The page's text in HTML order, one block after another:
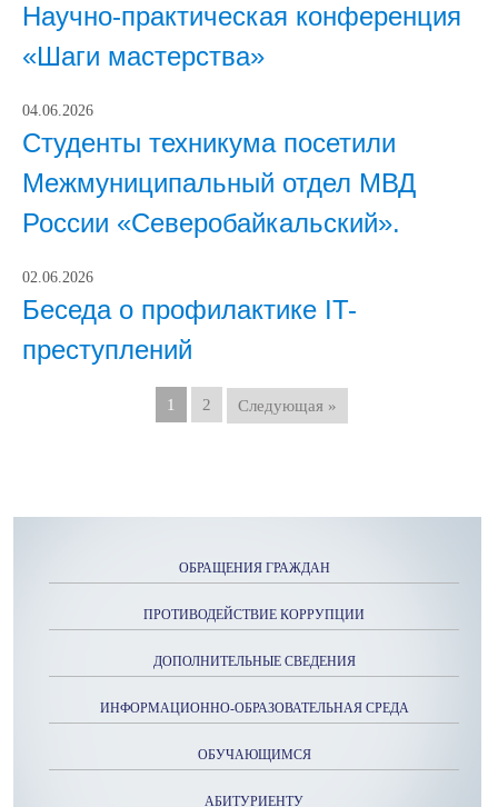
Научно-практическая конференция
«Шаги мастерства»
04.06.2026
Студенты техникума посетили
Межмуниципальный отдел МВД
России «Северобайкальский».
02.06.2026
Беседа о профилактике IT-
преступлений
1 2 Следующая »
ОБРАЩЕНИЯ ГРАЖДАН
ПРОТИВОДЕЙСТВИЕ КОРРУПЦИИ
ДОПОЛНИТЕЛЬНЫЕ СВЕДЕНИЯ
ИНФОРМАЦИОННО-ОБРАЗОВАТЕЛЬНАЯ СРЕДА
ОБУЧАЮЩИМСЯ
АБИТУРИЕНТУ